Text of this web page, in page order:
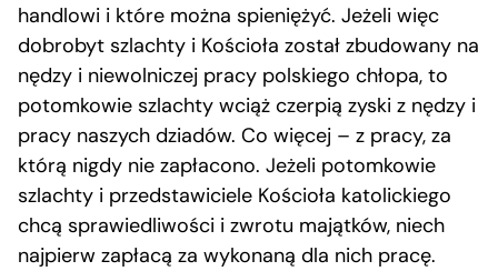
handlowi i które można spieniężyć. Jeżeli więc
dobrobyt szlachty i Kościoła został zbudowany na
nędzy i niewolniczej pracy polskiego chłopa, to
potomkowie szlachty wciąż czerpią zyski z nędzy i
pracy naszych dziadów. Co więcej – z pracy, za
którą nigdy nie zapłacono. Jeżeli potomkowie
szlachty i przedstawiciele Kościoła katolickiego
chcą sprawiedliwości i zwrotu majątków, niech
najpierw zapłacą za wykonaną dla nich pracę.